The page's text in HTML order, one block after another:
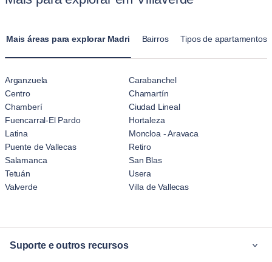
Mais áreas para explorar Madri Bairros Tipos de apartamentos
Arganzuela
Carabanchel
Centro
Chamartín
Chamberí
Ciudad Lineal
Fuencarral-El Pardo
Hortaleza
Latina
Moncloa - Aravaca
Puente de Vallecas
Retiro
Salamanca
San Blas
Tetuán
Usera
Valverde
Villa de Vallecas
Suporte e outros recursos